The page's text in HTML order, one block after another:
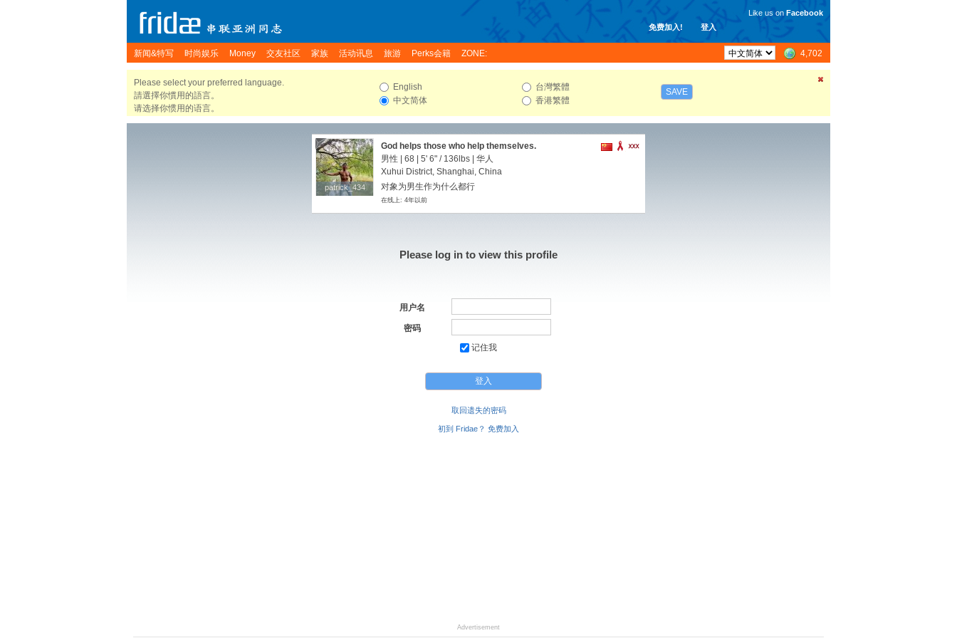
免费加入! 登入
Like us on Facebook
新闻&特写 时尚娱乐 Money 交友社区 家族 活动讯息 旅游 Perks会籍 ZONE: 4,702
Please select your preferred language.
請選擇你慣用的語言。
请选择你惯用的语言。
English
中文简体
台灣繁體
香港繁體
SAVE
patrick_434
patrick_434
God helps those who help themselves.
男性 | 68 | 5' 6" / 136lbs | 华人
Xuhui District, Shanghai, China
对象为男生作为什么都行
在线上: 4年以前
Please log in to view this profile
用户名
密码
记住我
取回遗失的密码
初到 Fridae？ 免费加入
Advertisement